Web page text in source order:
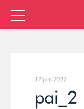
17 juin 2022
pai_2